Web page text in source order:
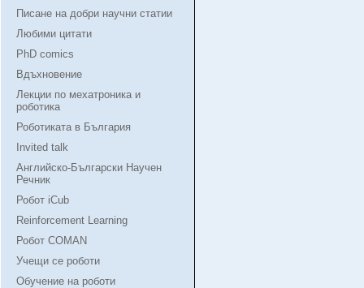
Писане на добри научни статии
Любими цитати
PhD comics
Вдъхновение
Лекции по мехатроника и
роботика
Роботиката в България
Invited talk
Английско-Български Научен
Речник
Робот iCub
Reinforcement Learning
Робот COMAN
Учещи се роботи
Обучение на роботи